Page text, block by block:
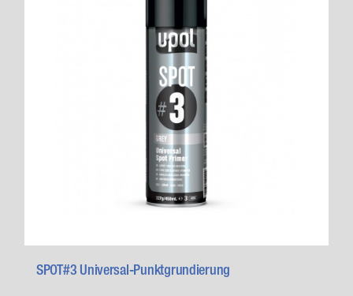
SPOT#3 Universal-Punktgrundierung